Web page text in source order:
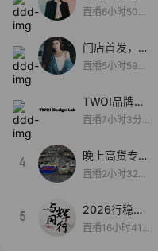
当,一折购！
直播6小时50分
门店首发，秋
款大上新！！
直播5小时59分
TWOI品牌直
播间新款上
直播7小时3分5
4
晚上高货专场
大放漏
直播2小时32分
5
2026行稳致
远
直播16小时41